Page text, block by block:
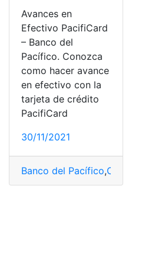
Avances en
Efectivo PacifiCard
– Banco del
Pacífico. Conozca
como hacer avance
en efectivo con la
tarjeta de crédito
PacifiCard
30/11/2021
Banco del Pacífico,Consulta